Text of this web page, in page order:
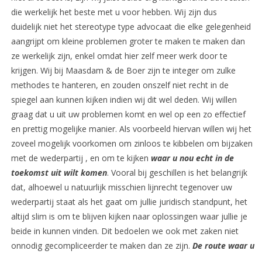
die werkelijk het beste met u voor hebben. Wij zijn dus
duidelijk niet het stereotype type advocaat die elke gelegenheid
aangrijpt om kleine problemen groter te maken te maken dan
ze werkelijk zijn, enkel omdat hier zelf meer werk door te
krijgen. Wij bij Maasdam & de Boer zijn te integer om zulke
methodes te hanteren, en zouden onszelf niet recht in de
spiegel aan kunnen kijken indien wij dit wel deden. Wij willen
graag dat u uit uw problemen komt en wel op een zo effectief
en prettig mogelijke manier. Als voorbeeld hiervan willen wij het
zoveel mogelijk voorkomen om zinloos te kibbelen om bijzaken
met de wederpartij , en om te kijken waar u nou echt in de
toekomst uit wilt komen. Vooral bij geschillen is het belangrijk
dat, alhoewel u natuurlijk misschien lijnrecht tegenover uw
wederpartij staat als het gaat om jullie juridisch standpunt, het
altijd slim is om te blijven kijken naar oplossingen waar jullie je
beide in kunnen vinden. Dit bedoelen we ook met zaken niet
onnodig gecompliceerder te maken dan ze zijn. De route waar u